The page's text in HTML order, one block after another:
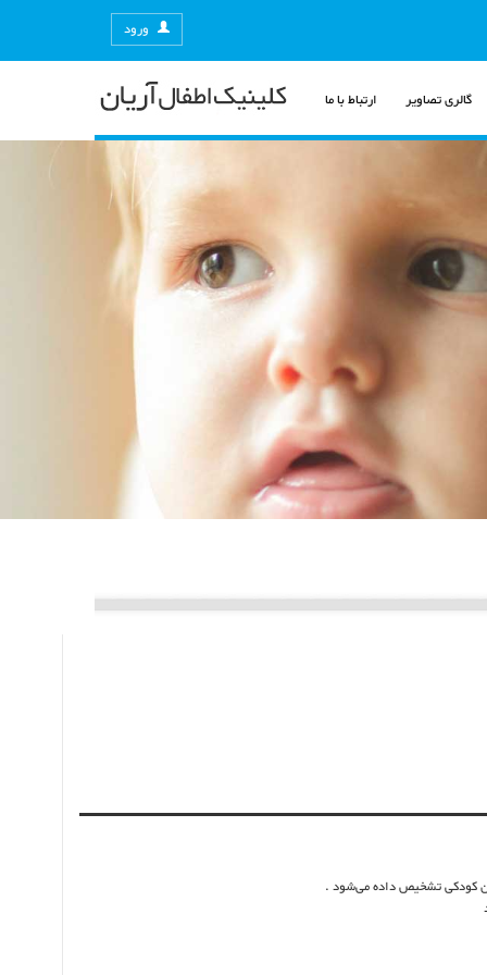
ورود
گالری تصاویر ارتباط با ما
کودکی تشخیص داده می‌شود .